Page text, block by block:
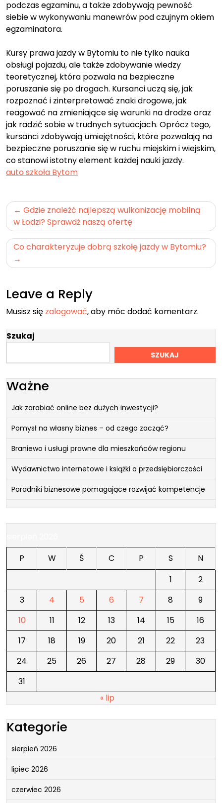
podczas egzaminu, a także zdobywają pewność
siebie w wykonywaniu manewrów pod czujnym okiem
egzaminatora.
Kursy prawa jazdy w Bytomiu to nie tylko nauka
obsługi pojazdu, ale także zdobywanie wiedzy
teoretycznej, która pozwala na bezpieczne
poruszanie się po drogach. Kursanci uczą się, jak
rozpoznać i zinterpretować znaki drogowe, jak
reagować na zmieniające się warunki na drodze oraz
jak radzić sobie w trudnych sytuacjach. Oprócz tego,
kursanci zdobywają umiejętności, które pozwalają na
bezpieczne poruszanie się w ruchu miejskim i wiejskim,
co stanowi istotny element każdej nauki jazdy.
auto szkoła Bytom
Nawigacja
wpisu
Gdzie znaleźć najlepszą wulkanizację mobilną
w Łodzi? Sprawdź naszą ofertę
Co charakteryzuje dobrą szkołę jazdy w Bytomiu?
Leave a Reply
Musisz się zalogować, aby móc dodać komentarz.
Szukaj
SZUKAJ
Ważne
Jak zarabiać online bez dużych inwestycji?
Pomysł na własny biznes – od czego zacząć?
Braniewo i usługi prawne dla mieszkańców regionu
Wydawnictwo internetowe i książki o przedsiębiorczości
Poradniki biznesowe pomagające rozwijać kompetencje
P
W Ś C P S
N
1
2
3
4 5 6 7 8
9
10
11 12 13 14 15
16
17
18 19 20 21 22
23
24
25 26 27 28 29
30
31
« lip
Kategorie
sierpień 2026
lipiec 2026
czerwiec 2026